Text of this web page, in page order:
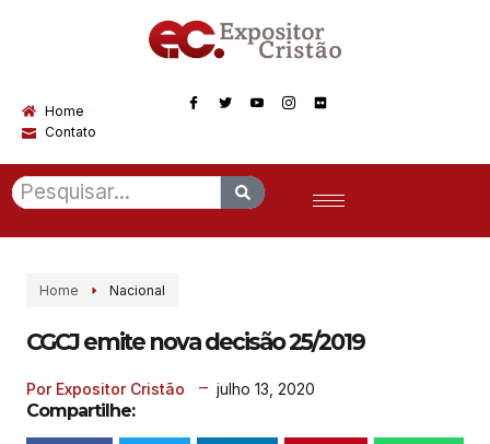
Home
Contato
Home Nacional
CGCJ emite nova decisão 25/2019
Por Expositor Cristão julho 13, 2020
Compartilhe: